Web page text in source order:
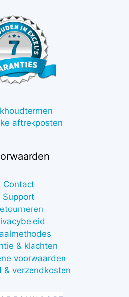
aftrekposten
Contact
Support
& klachten
voorwaarden
& verzendkosten